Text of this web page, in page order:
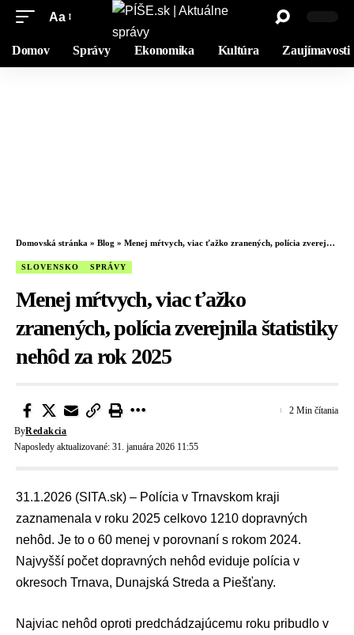
Aa
Domov Správy Ekonomika Kultúra Zaujímavosti
Domovská stránka » Blog » Menej mŕtvych, viac ťažko zranených, polícia zverejnila štatistiky nehôd za rok 2025
SLOVENSKO SPRÁVY
Menej mŕtvych, viac ťažko
zranených, polícia zverejnila štatistiky
nehôd za rok 2025
Naposledy aktualizované: 31. januára 2026 11:55
ByRedakcia
2 Min čítania
31.1.2026 (SITA.sk) – Polícia v Trnavskom kraji
zaznamenala v roku 2025 celkovo 1210 dopravných
nehôd. Je to o 60 menej v porovnaní s rokom 2024.
Najvyšší počet dopravných nehôd eviduje polícia v
okresoch Trnava, Dunajská Streda a Piešťany.
Najviac nehôd oproti predchádzajúcemu roku pribudlo v